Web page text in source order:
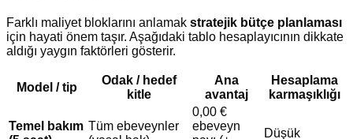
Farklı maliyet bloklarını anlamak stratejik bütçe planlaması
için hayati önem taşır. Aşağıdaki tablo hesaplayıcının dikkate
aldığı yaygın faktörleri gösterir.
Model / tip
Odak / hedef
kitle
Ana
avantaj
Hesaplama
karmaşıklığı
Temel bakım Tüm ebeveynler
0,00 €
ebeveyn
Düşük